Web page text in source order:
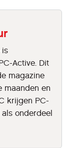
is
Active. Dit
magazine
maanden en
krijgen PC-
onderdeel